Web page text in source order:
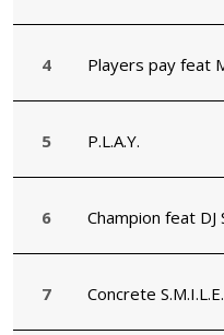
Players pay feat
P.L.A.Y.
Champion feat DJ
Concrete S.M.I.L.E.